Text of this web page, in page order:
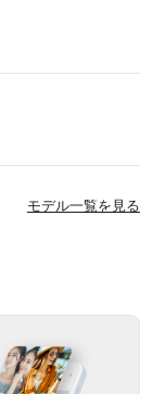
モデル一覧を見る